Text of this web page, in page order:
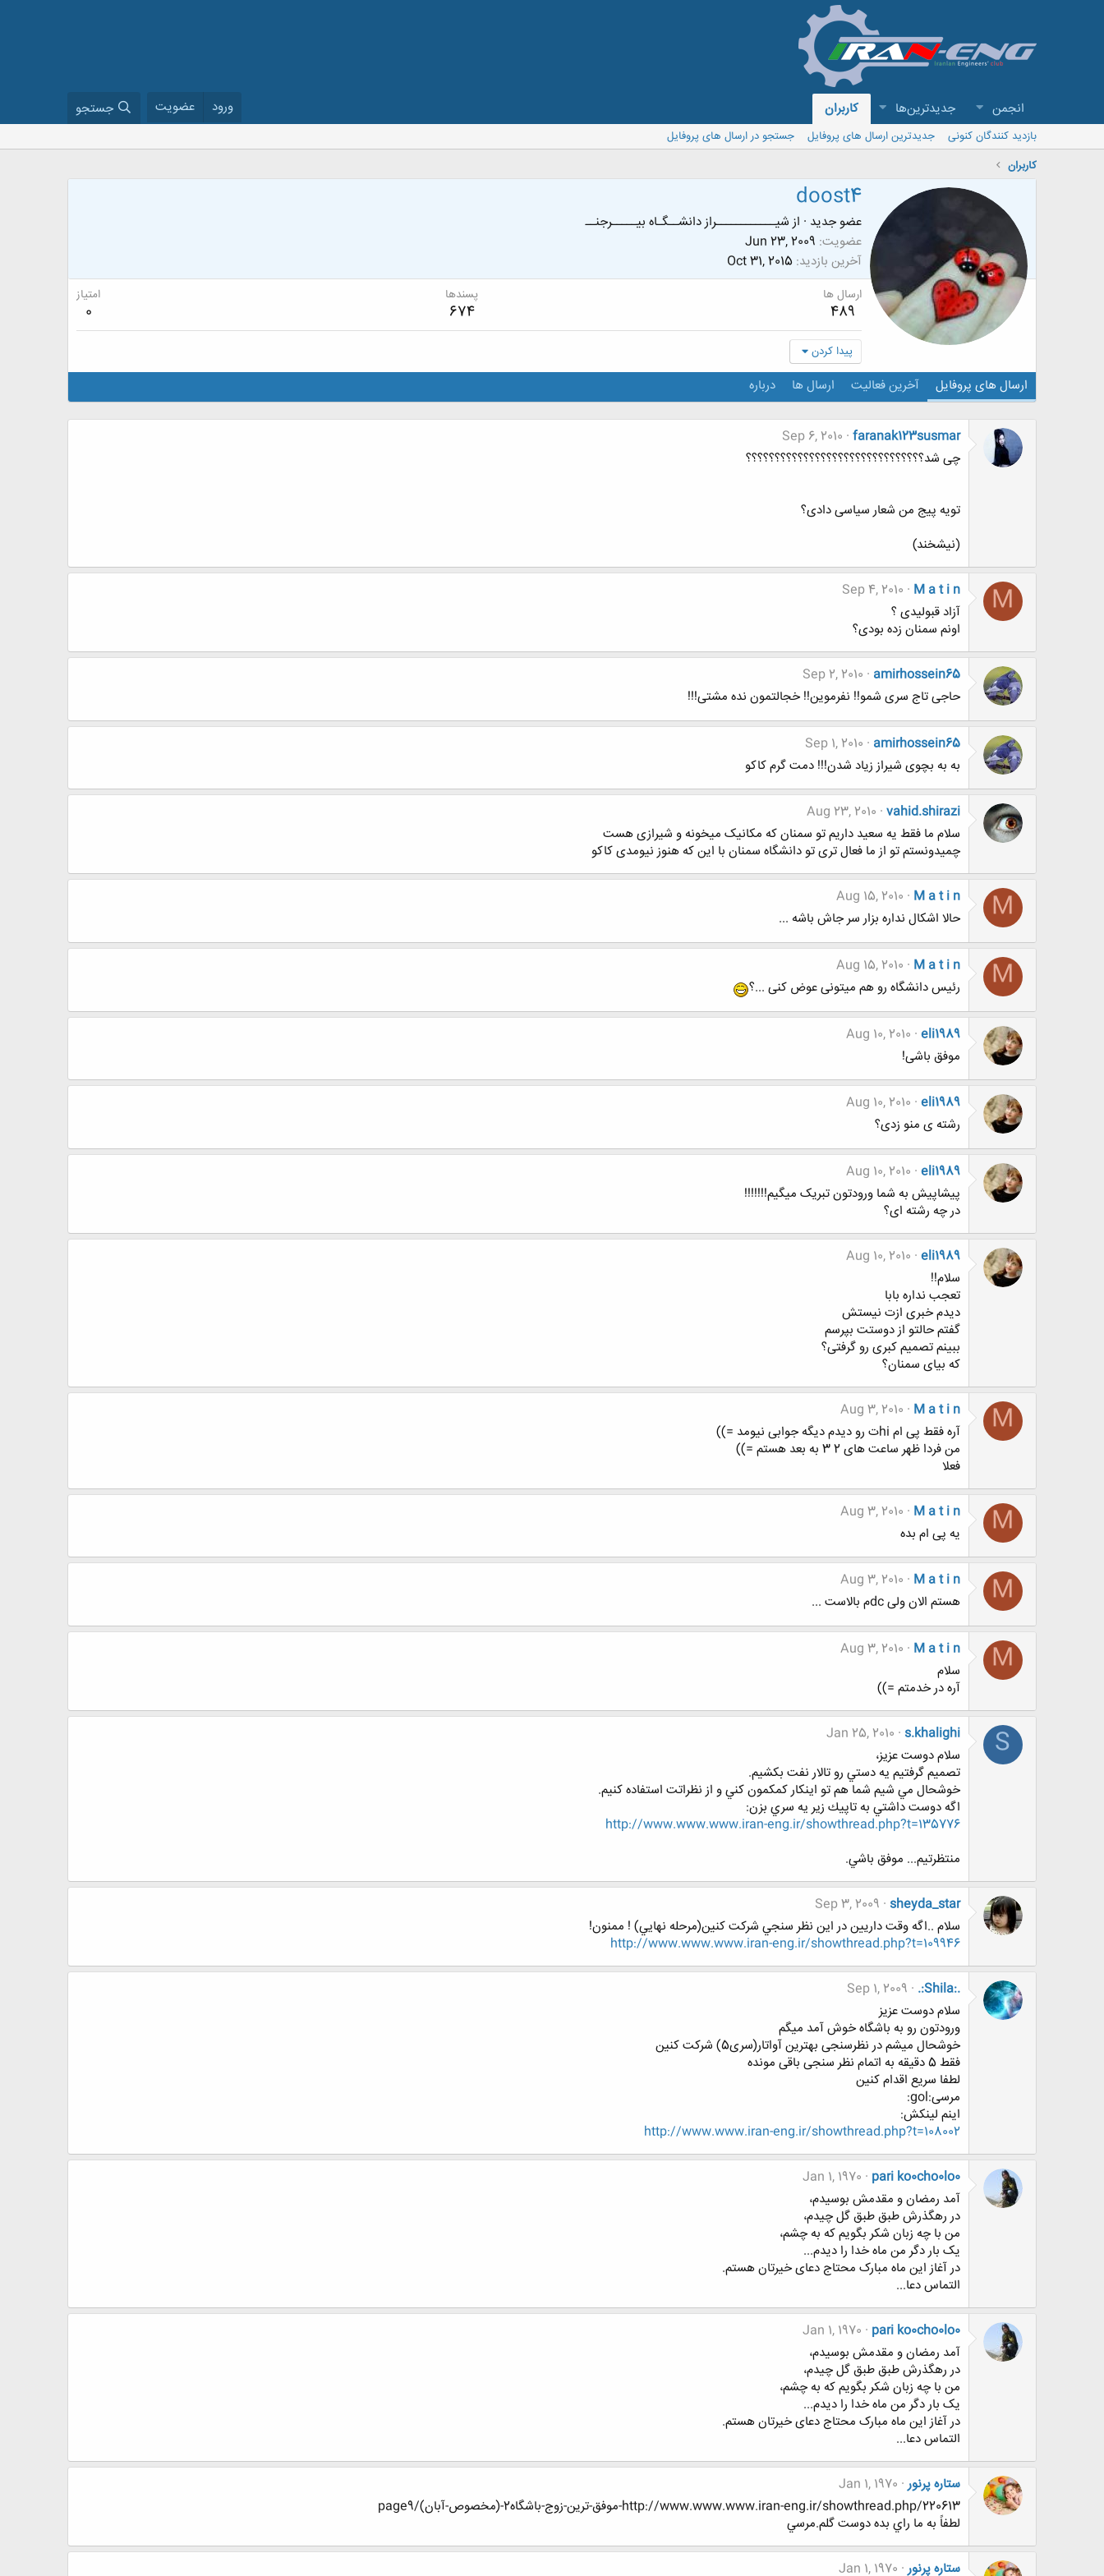
انجمن جدیدترین‌ها کاربران ورود عضویت جستجو
بازدید کنندگان کنونی جدیدترین ارسال های پروفایل
جستجو در ارسال های پروفایل
کاربران
doost4
عضو جدید · از شیــــــــــــراز دانشــگـاه بیـــــرجنــ
عضویت Jun 23, 2009
آخرین بازدید Oct 31, 2015
ارسال ها
489
پسندها
674
امتیاز
0
پیدا کردن
ارسال های پروفایل آخرین فعالیت ارسال ها درباره
faranak123susmar
Sep 6, 2010
چی شد؟؟؟؟؟؟؟؟؟؟؟؟؟؟؟؟؟؟؟؟؟؟؟؟؟؟؟؟؟؟؟
تویه پیج من شعار سیاسی دادی؟
(نیشخند)
M
M a t i n
Sep 4, 2010
آزاد قبولیدی ؟
اونم سمنان زده بودی؟
amirhossein65
Sep 2, 2010
حاجی تاج سری شمو!! نفرموین!! خجالتمون نده مشتی!!!
amirhossein65
Sep 1, 2010
به به بچوی شیراز زیاد شدن!!! دمت گرم کاکو
vahid.shirazi
Aug 23, 2010
سلام ما فقط یه سعید داریم تو سمنان که مکانیک میخونه و شیرازی هست
چمیدونستم تو از ما فعال تری تو دانشگاه سمنان با این که هنوز نیومدی کاکو
M
M a t i n
Aug 15, 2010
حالا اشکال نداره بزار سر جاش باشه ...
M
M a t i n
Aug 15, 2010
رئیس دانشگاه رو هم میتونی عوض کنی ...؟
eli1989
Aug 10, 2010
موفق باشی!
eli1989
Aug 10, 2010
رشته ی منو زدی؟
eli1989
Aug 10, 2010
پیشاپیش به شما ورودتون تبریک میگیم!!!!!!!
در چه رشته ای؟
eli1989
Aug 10, 2010
سلام!!
تعجب نداره بابا
دیدم خبری ازت نیستش
گفتم حالتو از دوستت بپرسم
ببینم تصمیم کبری رو گرفتی؟
که بیای سمنان؟
M
M a t i n
Aug 3, 2010
آره فقط پی ام hiت رو دیدم دیگه جوابی نیومد =))
من فردا ظهر ساعت های 2 3 به بعد هستم =))
فعلا
M
M a t i n
Aug 3, 2010
یه پی ام بده
M
M a t i n
Aug 3, 2010
هستم الان ولی dcم بالاست ...
M
M a t i n
Aug 3, 2010
سلام
آره در خدمتم =))
S
s.khalighi
Jan 25, 2010
سلام دوست عزيز،
تصميم گرفتيم يه دستي رو تالار نفت بكشيم.
خوشحال مي شيم شما هم تو اينكار كمكمون كني و از نظراتت استفاده كنيم.
اگه دوست داشتي به تاپيك زير يه سري بزن:
http://www.www.www.iran-eng.ir/showthread.php?t=135776
منتظرتيم... موفق باشي.
sheyda_star
Sep 3, 2009
سلام ..اگه وقت داريين در اين نظر سنجي شركت كنين(مرحله نهايي) ! ممنون!
http://www.www.www.iran-eng.ir/showthread.php?t=109946
.:Shila:.
Sep 1, 2009
سلام دوست عزیز
ورودتون رو به باشگاه خوش آمد میگم
خوشحال میشم در نظرسنجی بهترین آواتار(سری5) شرکت کنین
فقط 5 دقیقه به اتمام نظر سنجی باقی مونده
لطفا سریع اقدام کنین
مرسی:gol:
اینم لینکش:
http://www.www.iran-eng.ir/showthread.php?t=108002
pari ko0cho0lo0
Jan 1, 1970
آمد رمضان و مقدمش بوسیدم،
در رهگذرش طبق طبق گل چیدم،
من با چه زبان شکر بگویم که به چشم،
یک بار دگر من ماه خدا را دیدم...
در آغاز این ماه مبارک محتاج دعای خیرتان هستم.
التماس دعا...
pari ko0cho0lo0
Jan 1, 1970
آمد رمضان و مقدمش بوسیدم،
در رهگذرش طبق طبق گل چیدم،
من با چه زبان شکر بگویم که به چشم،
یک بار دگر من ماه خدا را دیدم...
در آغاز این ماه مبارک محتاج دعای خیرتان هستم.
التماس دعا...
ستاره پرنور Jan 1, 1970
http://www.www.www.iran-eng.ir/showthread.php/220613-موفق-ترین-زوج-باشگاه2-(مخصوص-آبان)/page9
لطفاً به ما راي بده دوست گلم.مرسي
ستاره پرنور Jan 1, 1970